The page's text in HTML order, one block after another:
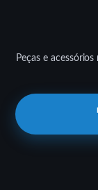
Peças e